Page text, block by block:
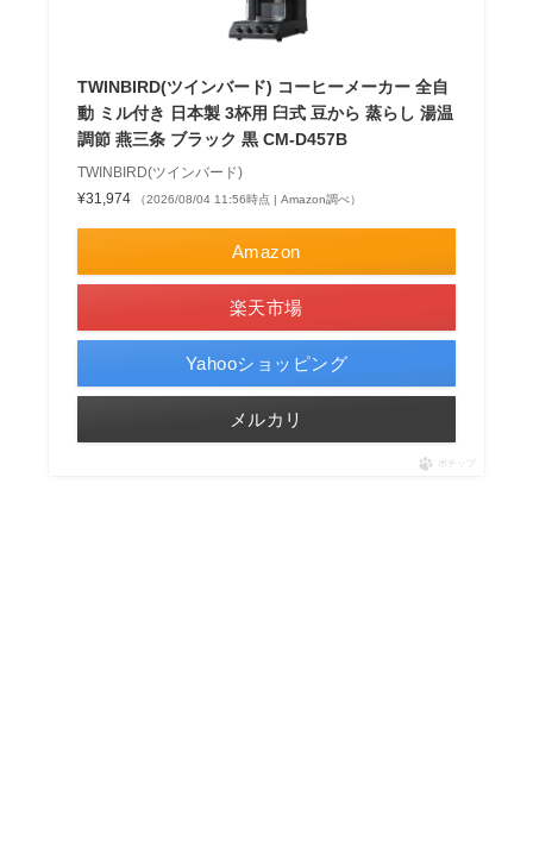
TWINBIRD(ツインバード) コーヒーメーカー 全自
動 ミル付き 日本製 3杯用 臼式 豆から 蒸らし 湯温
調節 燕三条 ブラック 黒 CM-D457B
TWINBIRD(ツインバード)
¥31,974
（2026/08/04 11:56時点 | Amazon調べ）
Amazon
楽天市場
Yahooショッピング
メルカリ
ポチップ